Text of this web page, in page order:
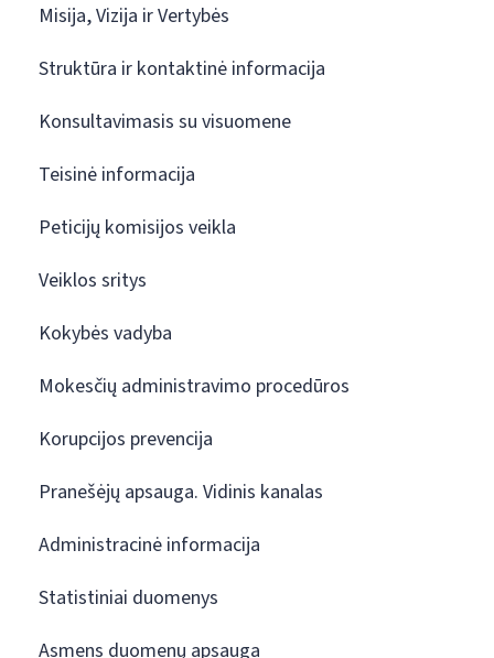
Misija, Vizija ir Vertybės
Struktūra ir kontaktinė informacija
Konsultavimasis su visuomene
Teisinė informacija
Peticijų komisijos veikla
Veiklos sritys
Kokybės vadyba
Mokesčių administravimo procedūros
Korupcijos prevencija
Pranešėjų apsauga. Vidinis kanalas
Administracinė informacija
Statistiniai duomenys
Asmens duomenų apsauga